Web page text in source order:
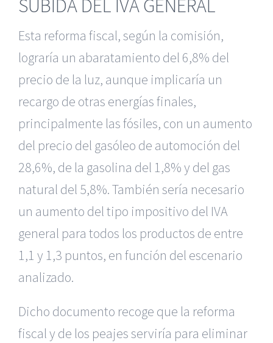
SUBIDA DEL IVA GENERAL
Esta reforma fiscal, según la comisión,
lograría un abaratamiento del 6,8% del
precio de la luz, aunque implicaría un
recargo de otras energías finales,
principalmente las fósiles, con un aumento
del precio del gasóleo de automoción del
28,6%, de la gasolina del 1,8% y del gas
natural del 5,8%. También sería necesario
un aumento del tipo impositivo del IVA
general para todos los productos de entre
1,1 y 1,3 puntos, en función del escenario
analizado.
Dicho documento recoge que la reforma
fiscal y de los peajes serviría para eliminar